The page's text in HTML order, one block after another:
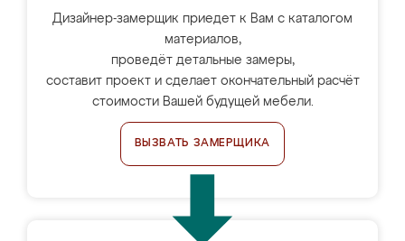
Дизайнер-замерщик приедет к Вам с каталогом
материалов,
проведёт детальные замеры,
составит проект и сделает окончательный расчёт
стоимости Вашей будущей мебели.
ВЫЗВАТЬ ЗАМЕРЩИКА